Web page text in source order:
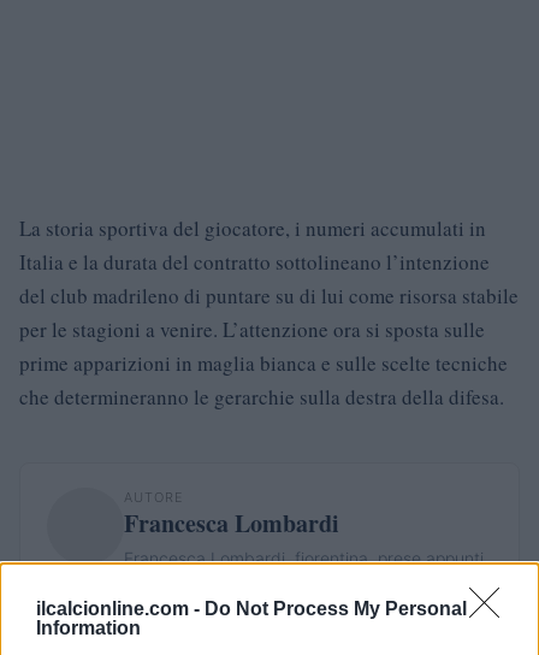
ilcalcionline.com - Do Not Process My Personal
Information
La storia sportiva del giocatore, i numeri accumulati in
Italia e la durata del contratto sottolineano l’intenzione
del club madrileno di puntare su di lui come risorsa stabile
per le stagioni a venire. L’attenzione ora si sposta sulle
prime apparizioni in maglia bianca e sulle scelte tecniche
che determineranno le gerarchie sulla destra della difesa.
AUTORE
Francesca Lombardi
Francesca Lombardi, fiorentina, prese appunti
tecnici dal primo box di un circuito toscano e
da allora firma approfondimenti sui motori. In
redazione sostiene un approccio metodico alle